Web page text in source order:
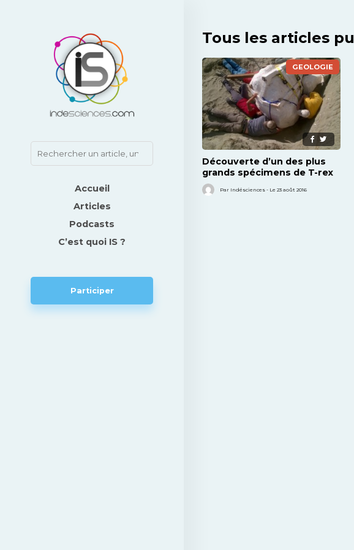
Accueil
Articles
Podcasts
C’est quoi IS ?
Participer
Tous les articles
GEOLOGIE
Découverte d’un des plus
grands spécimens de T-rex
aux Etats-Unis
Par Indésciences - Le 23 août 2016